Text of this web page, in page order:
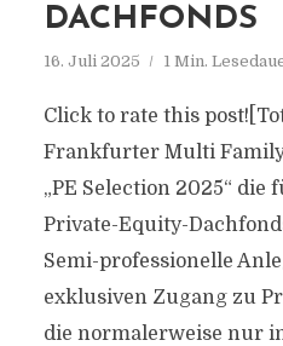
DACHFONDS
16. Juli 2025 1 Min.
Click to rate this
Frankfurter Multi
„PE Selection 2025“ die
Private-Equity-
Semi-professionelle
exklusiven Zugang zu
die normalerweise nur